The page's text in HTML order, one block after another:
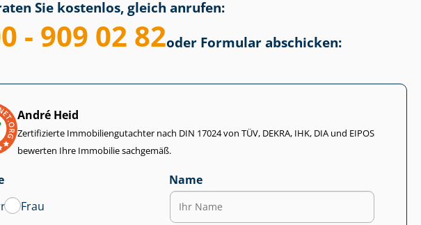
Sie kostenlos, gleich anrufen:
- 909 02 82oder Formular abschicken:
André Heid
Zertifizierte Im­mo­bi­li­en­gut­ach­ter nach DIN 17024 von TÜV, DEKRA, IHK, DIA und EIPOS
bewerten Ihre Immobilie sachgemäß.
Frau
Name